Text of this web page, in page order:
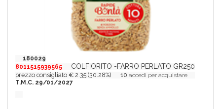
180029
8011515939565
COLFIORITO -FARRO PERLATO GR250
prezzo consigliato € 2.35 (30.28%) 10 accedi per acquistare
T.M.C. 29/01/2027